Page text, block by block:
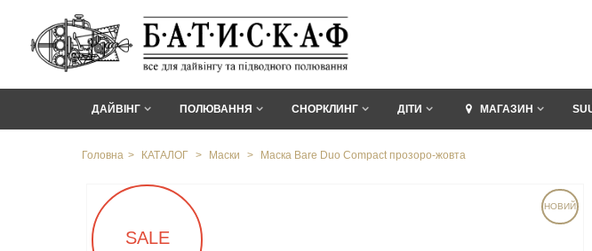
ДАЙВІНГ ПОЛЮВАННЯ СНОРКЛИНГ ДІТИ МАГАЗИН
Головна > КАТАЛОГ > Маски > Маска Bare Duo Compact прозоро-жовта
НОВИЙ
SALE